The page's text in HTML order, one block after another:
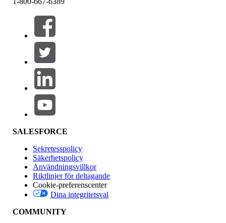
Filtrera efter (0)
VÄLJ FILTER
Produktområde
Funktionspåverkan
Version
SALESFORCE
Sekretesspolicy
Säkerhetspolicy
Användningsvillkor
Riktlinjer för deltagande
Cookie-preferenscenter
Dina integritetsval
COMMUNITY